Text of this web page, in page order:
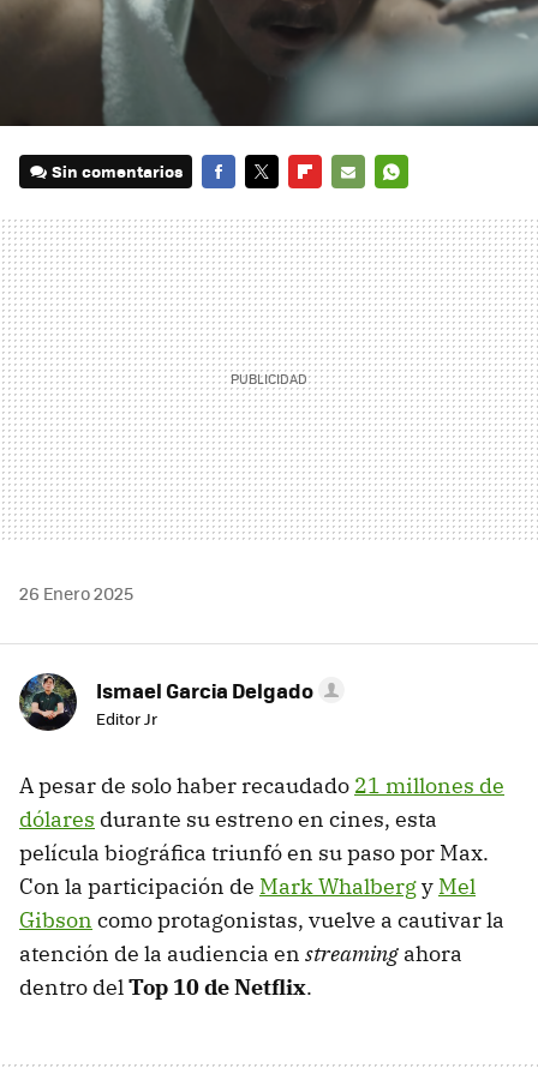
Sin comentarios
MAIL
26 Enero 2025
Ismael Garcia Delgado
Editor Jr
A pesar de solo haber recaudado 21 millones de
dólares durante su estreno en cines, esta
película biográfica triunfó en su paso por Max.
Con la participación de Mark Whalbergy Mel
Gibson como protagonistas, vuelve a cautivar la
atención de la audiencia en streaming ahora
dentro delTop 10 de Netflix.